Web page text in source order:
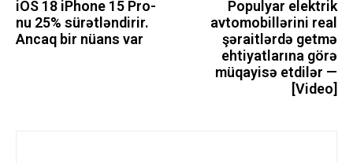
iOS 18 iPhone 15 Pro-
nu 25% sürətləndirir.
Ancaq bir nüans var
Populyar elektrik
avtomobillərini real
şəraitlərdə getmə
ehtiyatlarına görə
müqayisə etdilər —
[Video]